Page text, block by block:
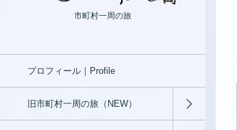
市町村一周の旅
プロフィール｜Profile
旧市町村一周の旅（NEW）